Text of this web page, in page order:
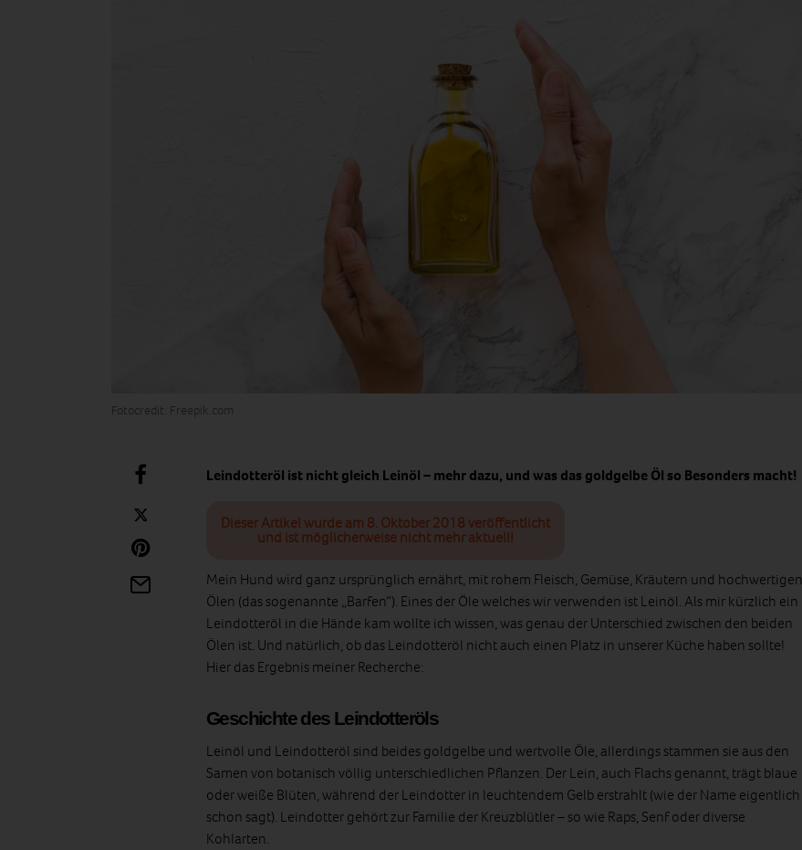
Fotocredit: Freepik.com
Leindotteröl ist nicht gleich Leinöl – mehr dazu, und was das goldgelbe Öl so Besonders macht!
Dieser Artikel wurde am 8. Oktober 2018 veröffentlicht
und ist möglicherweise nicht mehr aktuell!
Mein Hund wird ganz ursprünglich ernährt, mit rohem Fleisch, Gemüse, Kräutern und hochwertigen
Ölen (das sogenannte „Barfen“). Eines der Öle welches wir verwenden ist Leinöl. Als mir kürzlich ein
Leindotteröl in die Hände kam wollte ich wissen, was genau der Unterschied zwischen den beiden
Ölen ist. Und natürlich, ob das Leindotteröl nicht auch einen Platz in unserer Küche haben sollte!
Hier das Ergebnis meiner Recherche:
Geschichte des Leindotteröls
Leinöl und Leindotteröl sind beides goldgelbe und wertvolle Öle, allerdings stammen sie aus den
Samen von botanisch völlig unterschiedlichen Pflanzen. Der Lein, auch Flachs genannt, trägt blaue
oder weiße Blüten, während der Leindotter in leuchtendem Gelb erstrahlt (wie der Name eigentlich
schon sagt). Leindotter gehört zur Familie der Kreuzblütler – so wie Raps, Senf oder diverse
Kohlarten.